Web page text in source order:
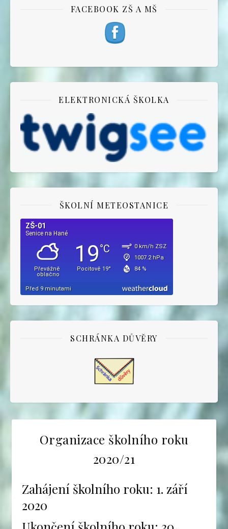
FACEBOOK ZŠ A MŠ
ELEKTRONICKÁ ŠKOLKA
ŠKOLNÍ METEOSTANICE
SCHRÁNKA DŮVĚRY
Organizace školního roku
2020/21
Zahájení školního roku: 1. září
2020